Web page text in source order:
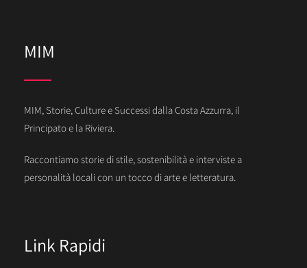
MIM
MIM, Storie, Culture e Successi dalla Costa Azzurra, il
Principato e la Riviera.
Raccontiamo storie di stile, sostenibilità e interviste a
personalità locali con un tocco di arte e letteratura.
Link Rapidi